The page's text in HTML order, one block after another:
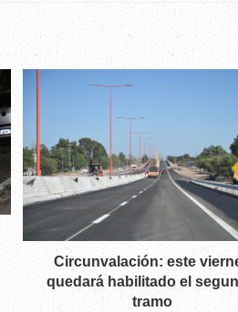
Circunvalación: este
quedará habilitado el
tramo